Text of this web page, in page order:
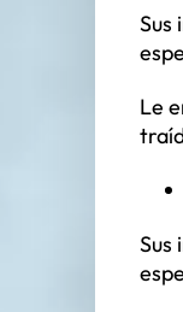
Sus
Le
Sus